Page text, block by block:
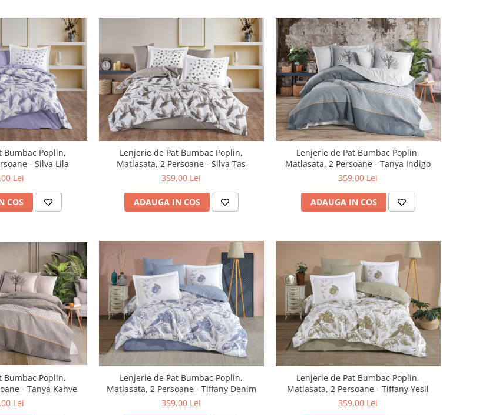
Bumbac Poplin,
2 Persoane - Silva Lila
Lei
COS
Lenjerie de Pat Bumbac Poplin,
Matlasata, 2 Persoane - Silva Tas
359,00 Lei
ADAUGA IN COS
Lenjerie de Pat Bumbac Poplin,
Matlasata, 2 Persoane - Tanya Indigo
359,00 Lei
ADAUGA IN COS
Bumbac Poplin,
2 Persoane - Tanya Kahve
Lei
Lenjerie de Pat Bumbac Poplin,
Matlasata, 2 Persoane - Tiffany Denim
359,00 Lei
Lenjerie de Pat Bumbac Poplin,
Matlasata, 2 Persoane - Tiffany Yesil
359,00 Lei